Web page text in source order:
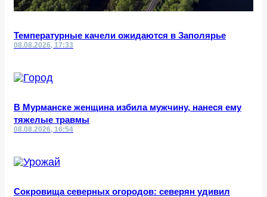
Температурные качели ожидаются в Заполярье
08.08.2026, 17:33
В Мурманске женщина избила мужчину, нанеся ему
тяжелые травмы
08.08.2026, 16:54
Сокровища северных огородов: северян удивил